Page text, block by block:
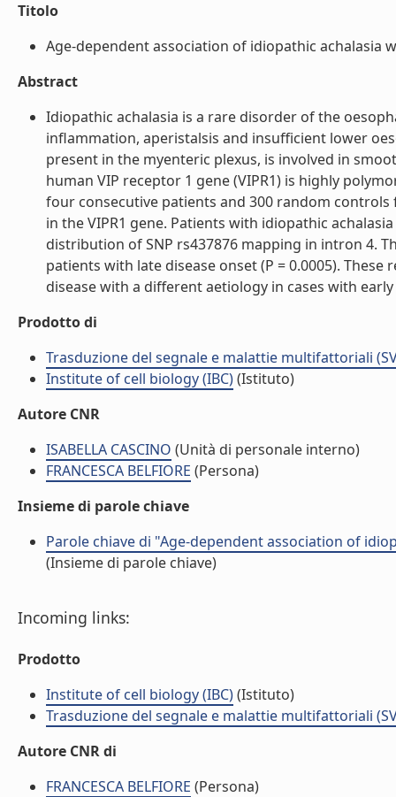
Titolo
Age-dependent association of idiopathic achalasia
Abstract
Idiopathic achalasia is a rare disorder of the
inflammation, aperistalsis and insufficient lower
present in the myenteric plexus, is involved in
human VIP receptor 1 gene (VIPR1) is highly
four consecutive patients and 300 random
in the VIPR1 gene. Patients with idiopathic
distribution of SNP rs437876 mapping in intron 4.
patients with late disease onset (P = 0.0005).
disease with a different aetiology in cases with
Prodotto di
Trasduzione del segnale e malattie multifattoriali
Institute of cell biology (IBC)(Istituto)
Autore CNR
ISABELLA CASCINO (Unità di personale interno)
FRANCESCA BELFIORE (Persona)
Insieme di parole chiave
Parole chiave di "Age-dependent association of
(Insieme di parole chiave)
Incoming links:
Prodotto
Institute of cell biology (IBC)(Istituto)
Trasduzione del segnale e malattie multifattoriali
Autore CNR di
FRANCESCA BELFIORE (Persona)